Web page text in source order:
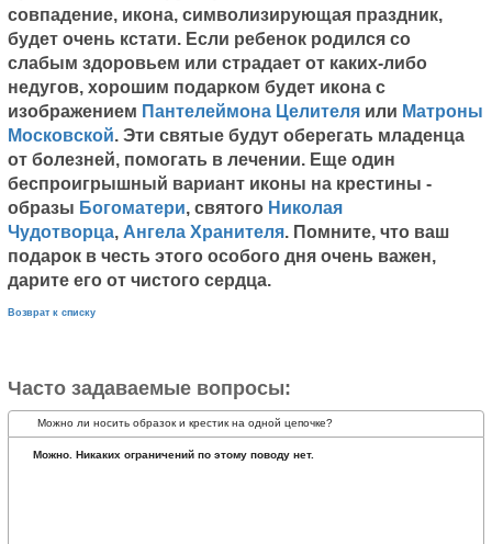
совпадение, икона, символизирующая праздник,
будет очень кстати. Если ребенок родился со
слабым здоровьем или страдает от каких-либо
недугов, хорошим подарком будет икона с
изображением Пантелеймона Целителя или Матроны
Московской. Эти святые будут оберегать младенца
от болезней, помогать в лечении. Еще один
беспроигрышный вариант иконы на крестины -
образы Богоматери, святого Николая
Чудотворца, Ангела Хранителя. Помните, что ваш
подарок в честь этого особого дня очень важен,
дарите его от чистого сердца.
Возврат к списку
Часто задаваемые вопросы:
Можно ли носить образок и крестик на одной цепочке?
Можно. Никаких ограничений по этому поводу нет.